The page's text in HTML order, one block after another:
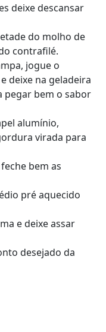
deixe descansar
do molho de
contrafilé.
jogue o
deixe na geladeira
pegar bem o sabor
alumínio,
virada para
bem as
pré aquecido
e deixe assar
desejado da